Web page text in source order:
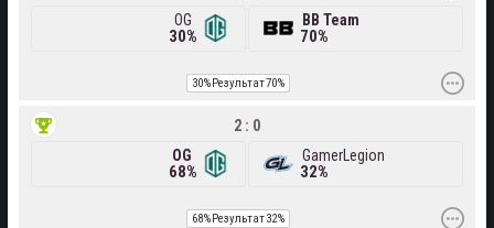
OG
30% 70%
BB Team
30% Результат70%
OG
68%
2 : 0
32%
GamerLegion
68% Результат32%